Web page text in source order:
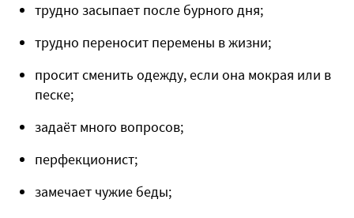
трудно засыпает после бурного дня;
трудно переносит перемены в жизни;
просит сменить одежду, если она мокрая или в
песке;
задаёт много вопросов;
перфекционист;
замечает чужие беды;